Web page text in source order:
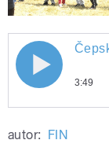
3:49
autor: FIN